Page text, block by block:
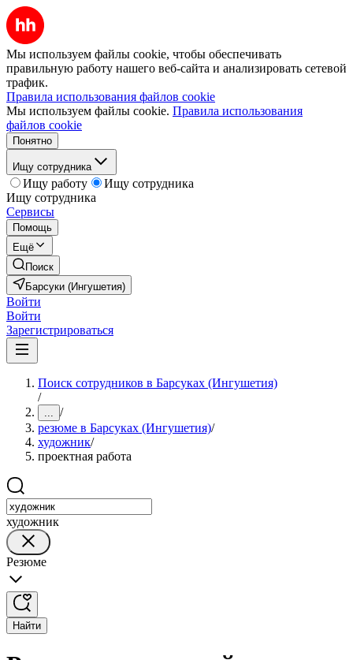
Мы используем файлы cookie, чтобы обеспечивать
правильную работу нашего веб-сайта и анализировать сетевой
трафик.
Правила использования файлов cookie
Мы используем файлы cookie. Правила использования
файлов cookie
Понятно
Ищу сотрудника
Ищу работу
Ищу сотрудника
Ищу сотрудника
Сервисы
Помощь
Ещё
Поиск
Барсуки (Ингушетия)
Войти
Войти
Зарегистрироваться
Поиск сотрудников в Барсуках (Ингушетия)
/
... /
резюме в Барсуках (Ингушетия)/
художник/
проектная работа
художник
Резюме
Найти